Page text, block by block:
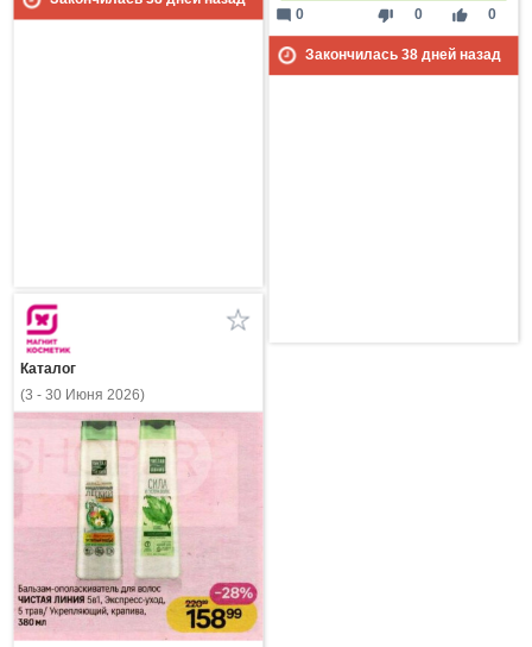
thumb_down 0 thumb_up 0
mode_comment 0
Закончилась 38дней назад
Каталог
(3 - 30 Июня 2026)